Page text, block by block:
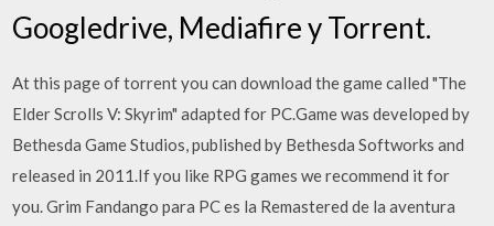
Googledrive, Mediafire y Torrent.
At this page of torrent you can download the game called "The
Elder Scrolls V: Skyrim" adapted for PC.Game was developed by
Bethesda Game Studios, published by Bethesda Softworks and
released in 2011.If you like RPG games we recommend it for
you. Grim Fandango para PC es la Remastered de la aventura